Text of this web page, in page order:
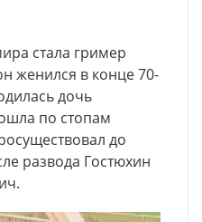
стала гример
женился в конце 70-
дочь
по стопам
до
развода Гостюхин